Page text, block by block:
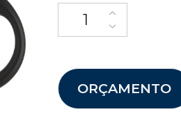
ORÇAMENTO